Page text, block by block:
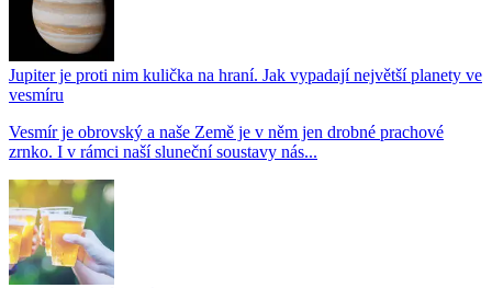
Jupiter je proti nim kulička na hraní. Jak vypadají největší planety ve
vesmíru
Vesmír je obrovský a naše Země je v něm jen drobné prachové
zrnko. I v rámci naší sluneční soustavy nás...